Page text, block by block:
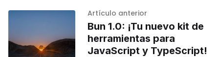
Artículo anterior
Bun 1.0: ¡Tu nuevo kit de
herramientas para
JavaScript y TypeScript!